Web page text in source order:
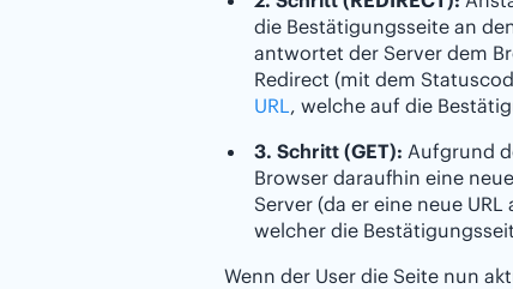
die Bestätigungsseite an
antwortet der Server dem
Redirect (mit dem
URL, welche auf die
3. Schritt (GET): Aufgrund
Browser daraufhin eine
Server (da er eine neue
welcher die
Wenn der User die Seite nun